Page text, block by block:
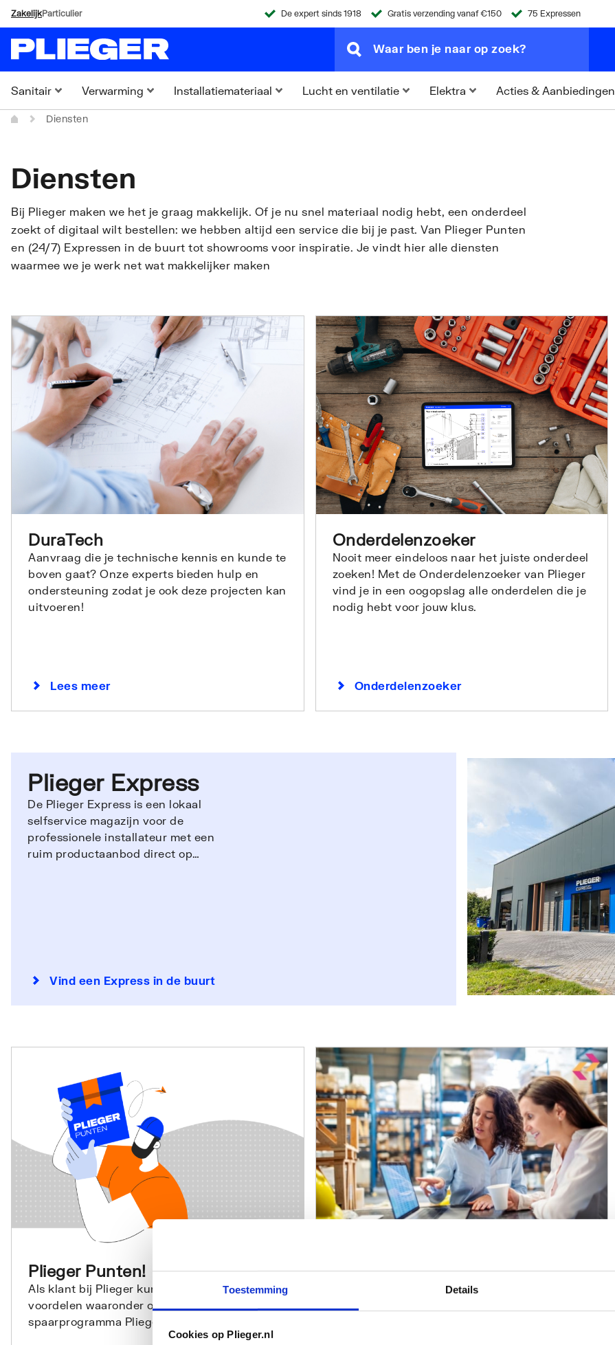
Toestemming Details
Cookies op Plieger.nl
ZakelijkParticulier De expert sinds 1918 Gratis verzending vanaf €150 75 Expressen
Sanitair Verwarming Installatiemateriaal Lucht en ventilatie Elektra Acties & Aanbiedingen
Diensten
Diensten
Bij Plieger maken we het je graag makkelijk. Of je nu snel materiaal nodig hebt, een onderdeel
zoekt of digitaal wilt bestellen: we hebben altijd een service die bij je past. Van Plieger Punten
en (24/7) Expressen in de buurt tot showrooms voor inspiratie. Je vindt hier alle diensten
waarmee we je werk net wat makkelijker maken
DuraTech
Aanvraag die je technische kennis en kunde te
boven gaat? Onze experts bieden hulp en
ondersteuning zodat je ook deze projecten kan
uitvoeren!
Lees meer
Onderdelenzoeker
Nooit meer eindeloos naar het juiste onderdeel
zoeken! Met de Onderdelenzoeker van Plieger
vind je in een oogopslag alle onderdelen die je
nodig hebt voor jouw klus.
Onderdelenzoeker
Plieger Express
De Plieger Express is een lokaal
selfservice magazijn voor de
professionele installateur met een
ruim productaanbod direct op
Vind een Express in de buurt
Plieger Punten!
Als klant bij Plieger kun je profiteren van veel
voordelen waaronder ook meedoen met ons
spaarprogramma Plieger Punten.
BarTrack
Plieger levert, via BarTrack, een digitaal
platform voor efficiënt voorraadbeheer en